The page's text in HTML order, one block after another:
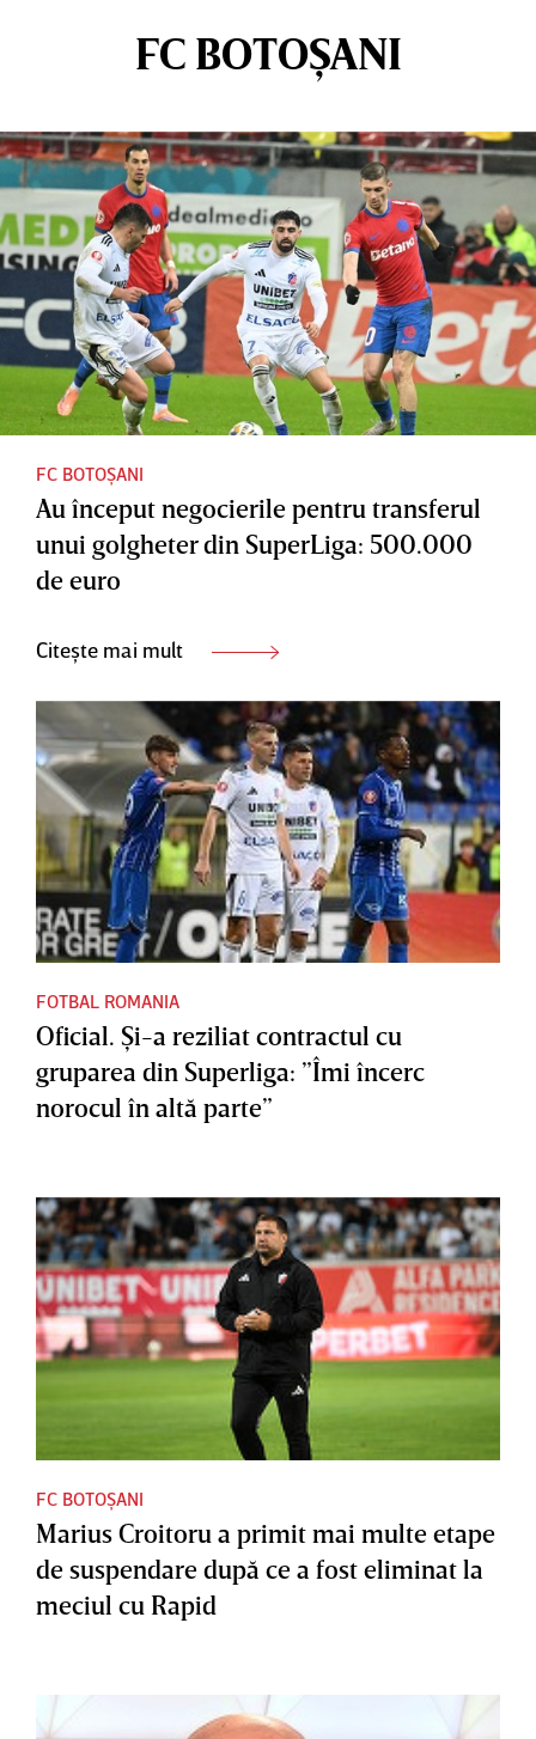
FC BOTOȘANI
FC BOTOȘANI
Au început negocierile pentru transferul
unui golgheter din SuperLiga: 500.000
de euro
Citește mai mult
FOTBAL ROMANIA
Oficial. Şi-a reziliat contractul cu
gruparea din Superliga: ”Îmi încerc
norocul în altă parte”
FC BOTOȘANI
Marius Croitoru a primit mai multe etape
de suspendare după ce a fost eliminat la
meciul cu Rapid